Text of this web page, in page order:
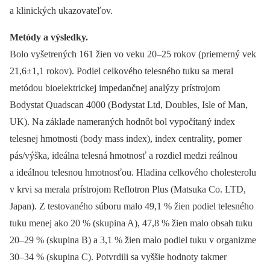
a klinických ukazovateľov.
Metódy a výsledky.
Bolo vyšetrených 161 žien vo veku 20–25 rokov (priemerný vek
21,6±1,1 rokov). Podiel celkového telesného tuku sa meral
metódou bioelektrickej impedančnej analýzy prístrojom
Bodystat Quadscan 4000 (Bodystat Ltd, Doubles, Isle of Man,
UK). Na základe nameraných hodnôt bol vypočítaný index
telesnej hmotnosti (body mass index), index centrality, pomer
pás/výška, ideálna telesná hmotnosť a rozdiel medzi reálnou
a ideálnou telesnou hmotnosťou. Hladina celkového cholesterolu
v krvi sa merala prístrojom Reflotron Plus (Matsuka Co. LTD,
Japan). Z testovaného súboru malo 49,1 % žien podiel telesného
tuku menej ako 20 % (skupina A), 47,8 % žien malo obsah tuku
20–29 % (skupina B) a 3,1 % žien malo podiel tuku v organizme
30–34 % (skupina C). Potvrdili sa vyššie hodnoty takmer